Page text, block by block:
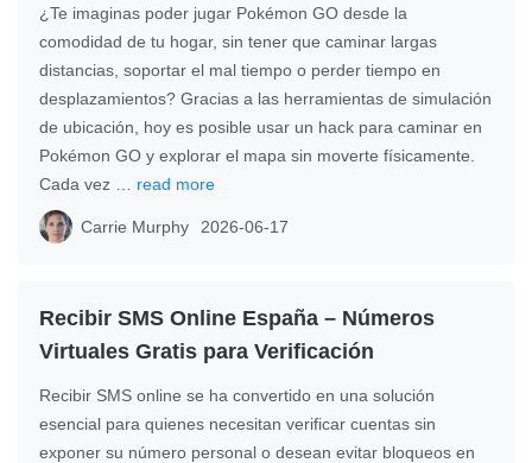
¿Te imaginas poder jugar Pokémon GO desde la
comodidad de tu hogar, sin tener que caminar largas
distancias, soportar el mal tiempo o perder tiempo en
desplazamientos? Gracias a las herramientas de simulación
de ubicación, hoy es posible usar un hack para caminar en
Pokémon GO y explorar el mapa sin moverte físicamente.
Cada vez … read more
Carrie Murphy 2026-06-17
Recibir SMS Online España – Números
Virtuales Gratis para Verificación
Recibir SMS online se ha convertido en una solución
esencial para quienes necesitan verificar cuentas sin
exponer su número personal o desean evitar bloqueos en